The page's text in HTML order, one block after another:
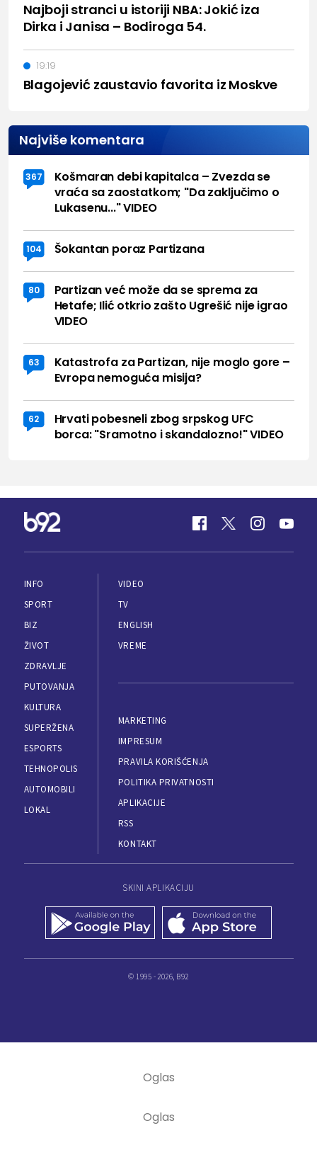
Najboji stranci u istoriji NBA: Jokić iza
Dirka i Janisa – Bodiroga 54.
Blagojević zaustavio favorita iz Moskve
19:19
Najviše komentara
367
Košmaran debi kapitalca – Zvezda se
vraća sa zaostatkom; "Da zaključimo o
Lukasenu..." VIDEO
104 Šokantan poraz Partizana
80
Partizan već može da se sprema za
Hetafe; Ilić otkrio zašto Ugrešić nije igrao
VIDEO
63
Katastrofa za Partizan, nije moglo gore –
Evropa nemoguća misija?
62
Hrvati pobesneli zbog srpskog UFC
borca: "Sramotno i skandalozno!" VIDEO
INFO
SPORT
BIZ
ŽIVOT
ZDRAVLJE
PUTOVANJA
KULTURA
SUPERŽENA
ESPORTS
TEHNOPOLIS
AUTOMOBILI
LOKAL
VIDEO
TV
ENGLISH
VREME
MARKETING
IMPRESUM
PRAVILA KORIŠĆENJA
POLITIKA PRIVATNOSTI
APLIKACIJE
RSS
KONTAKT
SKINI APLIKACIJU
© 1995 - 2026, B92